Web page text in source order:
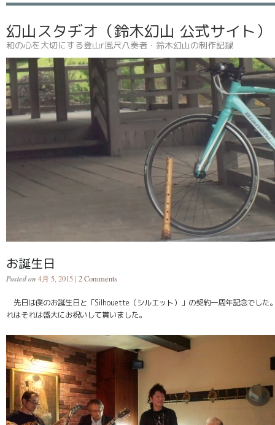
幻山スタヂオ（鈴木幻山 公式サイト
和の心を大切にする登山r風尺八奏者・鈴木幻山の制作記録
お誕生日
Posted on 4月 5, 2015 | 2 Comments
先日は僕のお誕生日と「Silhouette（シルエット）」の契約一周年記念でした
れはそれは盛大にお祝いして貰いました。